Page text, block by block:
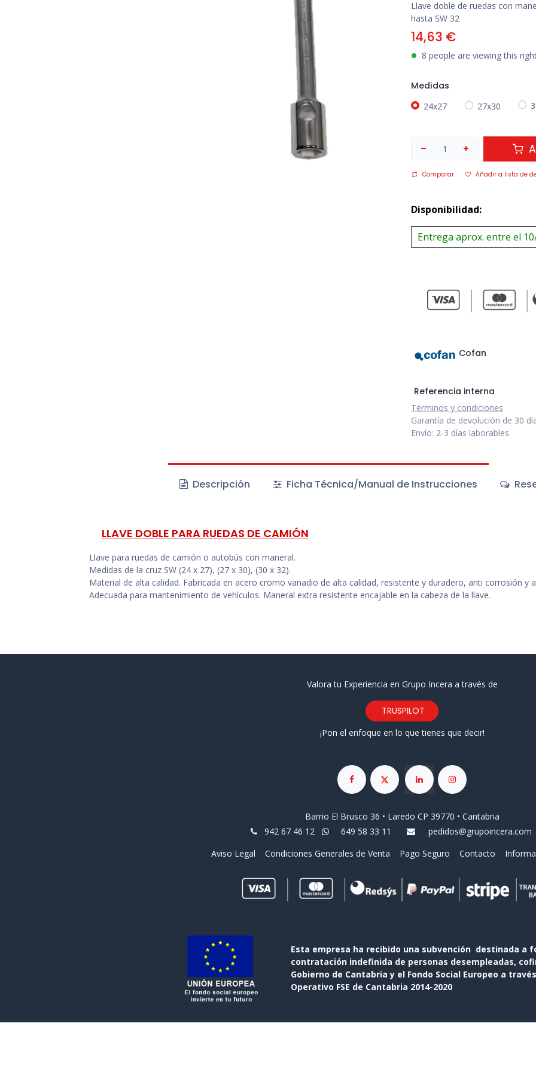
Llave doble de ruedas con
hasta SW 32
14,63 €
8 people are viewing this
Medidas
24x27 27x30
Comparar Añadir a lista de
Disponibilidad:
Entrega aprox. entre el
Cofan
Referencia interna
Términos y condiciones
Garantía de devolución de 30
Envío: 2-3 días laborables
Descripción Ficha Técnica/Manual de Instrucciones
LLAVE DOBLE PARA RUEDAS DE CAMIÓN
Llave para ruedas de camión o autobús con maneral.
Medidas de la cruz SW (24 x 27), (27 x 30), (30 x 32).
Material de alta calidad. Fabricada en acero cromo vanadio de alta calidad, resistente y duradero, anti corrosión y
Adecuada para mantenimiento de vehículos. Maneral extra resistente encajable en la cabeza de la llave.
Valora tu Experiencia en Grupo Incera a través de
TRUSPILOT
¡Pon el enfoque en lo que tienes que decir!
Barrio El Brusco 36 • Laredo CP 39770 • Cantabria
942 67 46 12
649 58 33 11
pedidos@grupoincera.com
Aviso Legal
Condiciones Generales de Venta Pago Seguro Contacto
Esta empresa ha recibido una subvención destinada a
contratación indefinida de personas desempleadas,
Gobierno de Cantabria y el Fondo Social Europeo a
Operativo FSE de Cantabria 2014-2020